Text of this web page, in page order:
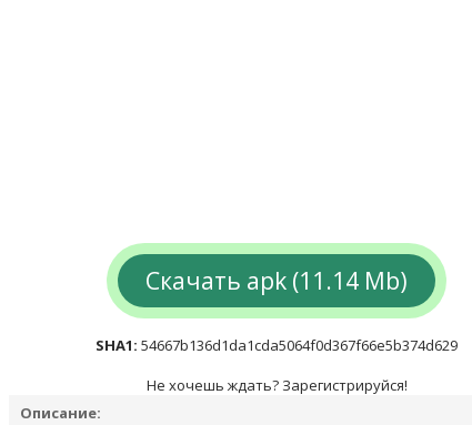
Скачать apk (11.14 Mb)
SHA1: 54667b136d1da1cda5064f0d367f66e5b374d629
Не хочешь ждать? Зарегистрируйся!
Описание: